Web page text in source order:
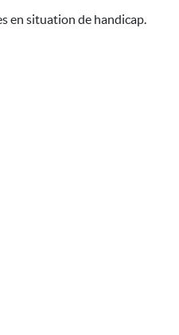
en situation de handicap.